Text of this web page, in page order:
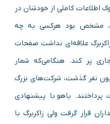
اطلاعات کاملی از خودشان در
مشخص بود هرکسی به چه
علاقه‌ای نداشت صفحات
پر کند. هنگامی‌که شمار
فیس‌بوک از مرز ۵۰ میلیون نفر گذشت، شرکت‌های بزرگ
یاهو با پیشنهادی
قرار گرفت ولی زاکربرگ با